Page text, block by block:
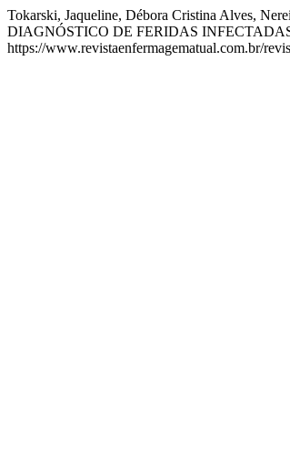
Tokarski, Jaqueline, Débora Cristina Alves,
DIAGNÓSTICO DE FERIDAS
https://www.revistaenfermagematual.com.br/